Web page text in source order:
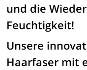
und die
Feuchtigkeit!
Unsere
Haarfaser mit